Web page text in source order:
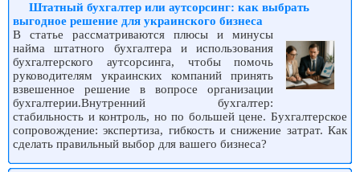
Штатный бухгалтер или аутсорсинг: как выбрать
выгодное решение для украинского бизнеса
В статье рассматриваются плюсы и минусы
найма штатного бухгалтера и использования
бухгалтерского аутсорсинга, чтобы помочь
руководителям украинских компаний принять
взвешенное решение в вопросе организации
бухгалтерии.Внутренний бухгалтер:
стабильность и контроль, но по большей цене. Бухгалтерское
сопровождение: экспертиза, гибкость и снижение затрат. Как
сделать правильный выбор для вашего бизнеса?